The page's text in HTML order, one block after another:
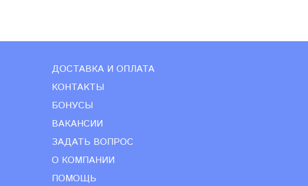
ДОСТАВКА И ОПЛАТА
КОНТАКТЫ
БОНУСЫ
ВАКАНСИИ
ЗАДАТЬ ВОПРОС
О КОМПАНИИ
ПОМОЩЬ